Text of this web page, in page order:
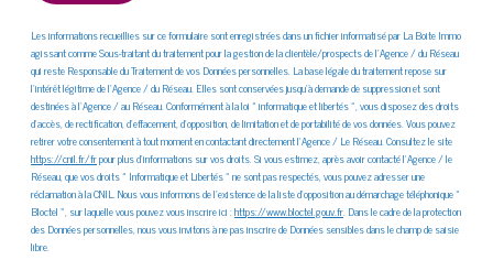
Les informations recueillies sur ce formulaire sont enregistrées dans un fichier informatisé par La Boite Immo
agissant comme Sous-traitant du traitement pour la gestion de la clientèle/prospects de l'Agence / du Réseau
qui reste Responsable du Traitement de vos Données personnelles. La base légale du traitement repose sur
l'intérêt légitime de l'Agence / du Réseau. Elles sont conservées jusqu'à demande de suppression et sont
destinées à l'Agence / au Réseau. Conformément à la loi « informatique et libertés », vous disposez des droits
d’accès, de rectification, d’effacement, d’opposition, de limitation et de portabilité de vos données. Vous pouvez
retirer votre consentement à tout moment en contactant directement l’Agence / Le Réseau. Consultez le site
https://cnil.fr/frpour plus d’informations sur vos droits. Si vous estimez, après avoir contacté l'Agence / le
Réseau, que vos droits « Informatique et Libertés » ne sont pas respectés, vous pouvez adresser une
réclamation à la CNIL. Nous vous informons de l’existence de la liste d'opposition au démarchage téléphonique «
Bloctel », sur laquelle vous pouvez vous inscrire ici :https://www.bloctel.gouv.fr. Dans le cadre de la protection
des Données personnelles, nous vous invitons à ne pas inscrire de Données sensibles dans le champ de saisie
libre.